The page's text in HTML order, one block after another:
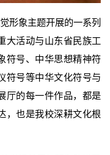
形象主题开展的一系列
大活动与山东省民族工
符号、中华思想精神符
符号等中华文化符号与
厅的每一件作品，都是
，也是我校深耕文化根